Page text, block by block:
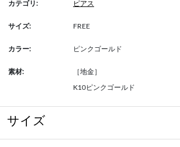
カテゴリ: ピアス
サイズ: FREE
カラー: ピンクゴールド
素材: ［地金］
K10ピンクゴールド
サイズ